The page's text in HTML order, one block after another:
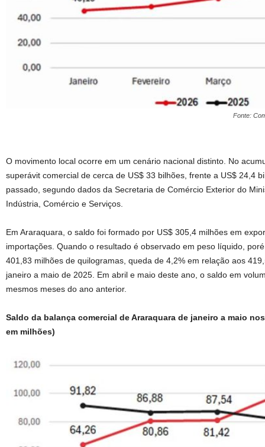
Fonte:
O movimento local ocorre em um cenário nacional distinto. No
superávit comercial de cerca de US$ 33 bilhões, frente a US$ 24,4
passado, segundo dados da Secretaria de Comércio Exterior do
Indústria, Comércio e Serviços.
Em Araraquara, o saldo foi formado por US$ 305,4 milhões em
importações. Quando o resultado é observado em peso líquido,
401,83 milhões de quilogramas, queda de 4,2% em relação aos
janeiro a maio de 2025. Em abril e maio deste ano, o saldo em
mesmos meses do ano anterior.
Saldo da balança comercial de Araraquara de janeiro a maio
em milhões)